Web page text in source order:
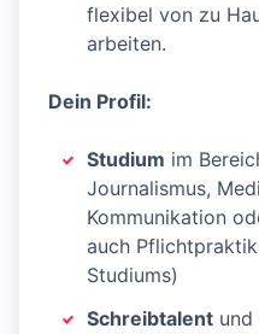
flexibel von zu
arbeiten.
Dein Profil:
Studium im
Journalismus,
Kommunikation
auch
Studiums)
Schreibtalent und